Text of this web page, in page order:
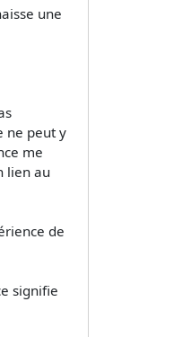
une
ne peut y
me
lien au
de
signifie